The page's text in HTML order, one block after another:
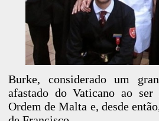
Burke, considerado um
afastado do Vaticano ao ser
Ordem de Malta e, desde